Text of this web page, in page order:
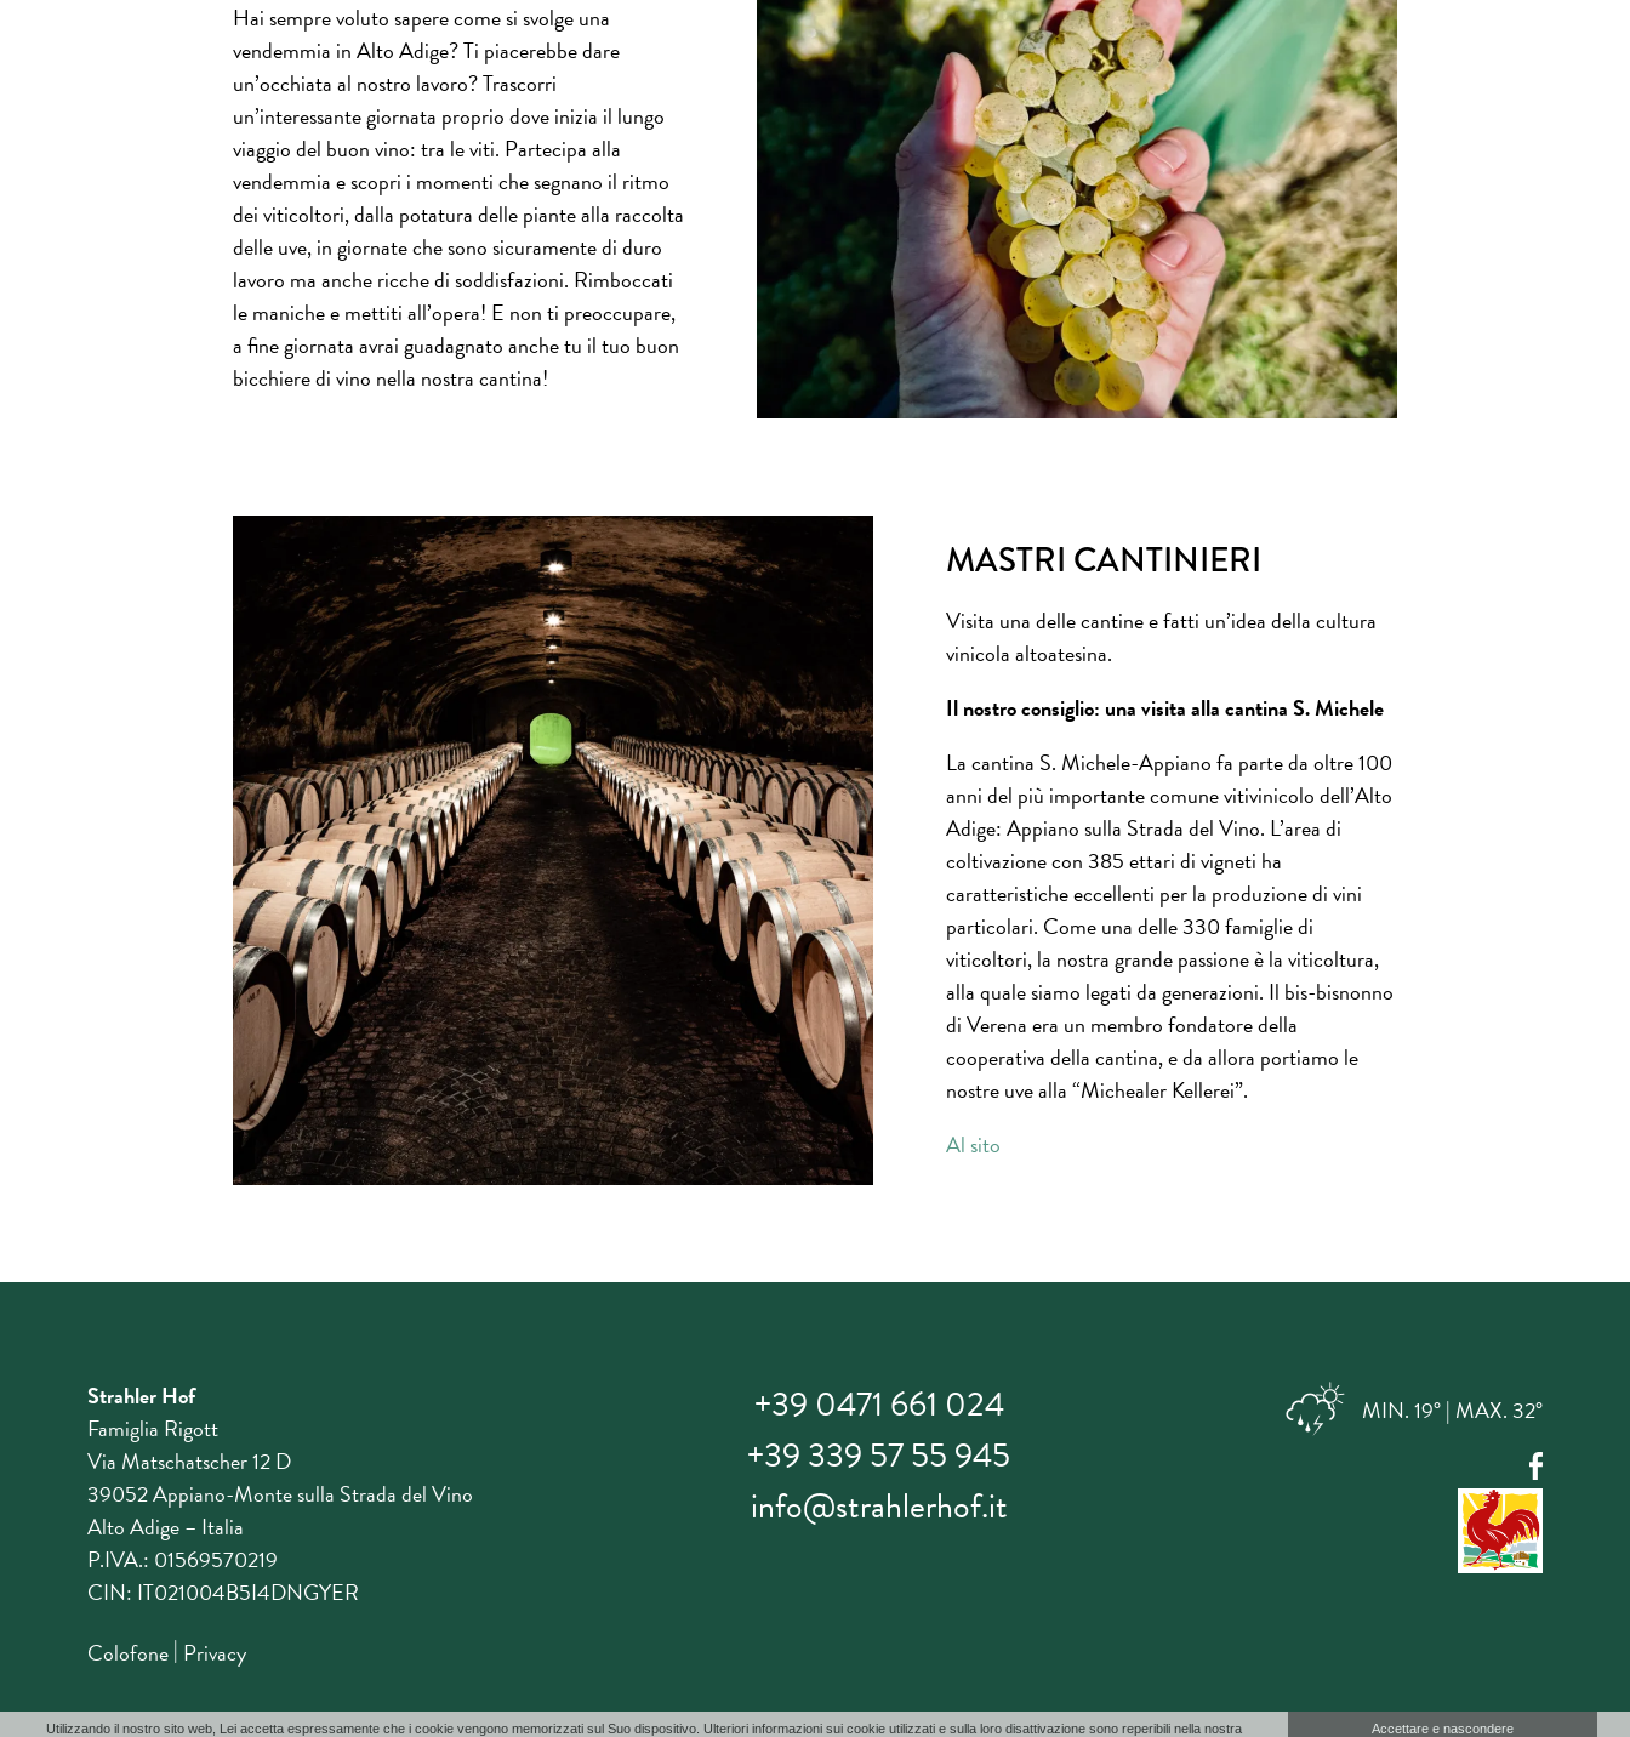
Hai sempre voluto sapere come si svolge una
vendemmia in Alto Adige? Ti piacerebbe dare
un’occhiata al nostro lavoro? Trascorri
un’interessante giornata proprio dove inizia il lungo
viaggio del buon vino: tra le viti. Partecipa alla
vendemmia e scopri i momenti che segnano il ritmo
dei viticoltori, dalla potatura delle piante alla raccolta
delle uve, in giornate che sono sicuramente di duro
lavoro ma anche ricche di soddisfazioni. Rimboccati
le maniche e mettiti all’opera! E non ti preoccupare,
a fine giornata avrai guadagnato anche tu il tuo buon
bicchiere di vino nella nostra cantina!
MASTRI CANTINIERI
Visita una delle cantine e fatti un’idea della cultura
vinicola altoatesina.
Il nostro consiglio: una visita alla cantina S. Michele
La cantina S. Michele-Appiano fa parte da oltre 100
anni del più importante comune vitivinicolo dell’Alto
Adige: Appiano sulla Strada del Vino. L’area di
coltivazione con 385 ettari di vigneti ha
caratteristiche eccellenti per la produzione di vini
particolari. Come una delle 330 famiglie di
viticoltori, la nostra grande passione è la viticoltura,
alla quale siamo legati da generazioni. Il bis-bisnonno
di Verena era un membro fondatore della
cooperativa della cantina, e da allora portiamo le
nostre uve alla “Michealer Kellerei”.
Al sito
Strahler Hof
Famiglia Rigott
Via Matschatscher 12 D
39052 Appiano-Monte sulla Strada del Vino
Alto Adige – Italia
P.IVA.: 01569570219
CIN: IT021004B5I4DNGYER
+39 0471 661 024
+39 339 57 55 945
info@strahlerhof.it
MIN. 19° | MAX. 32°
Colofone| Privacy
Utilizzando il nostro sito web, Lei accetta espressamente che i cookie vengono memorizzati sul Suo dispositivo. Ulteriori informazioni sui cookie utilizzati e sulla loro disattivazione sono reperibili nella nostra Accettare e nascondere